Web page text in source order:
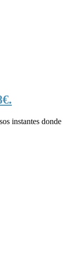
instantes donde